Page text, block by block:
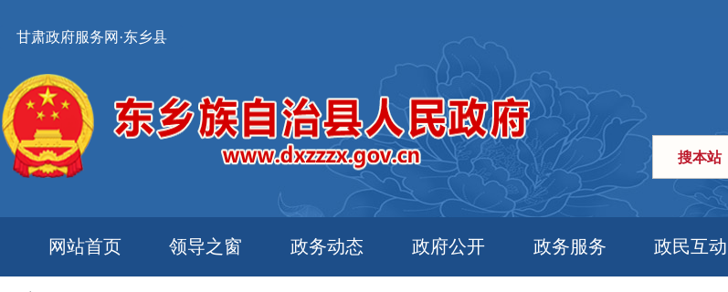
甘肃政府服务网·东乡县
搜本站
网站首页 领导之窗 政务动态 政府公开 政务服务 政民互动